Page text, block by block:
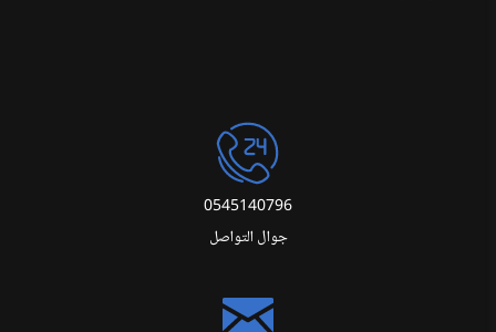
0545140796
جوال التواصل